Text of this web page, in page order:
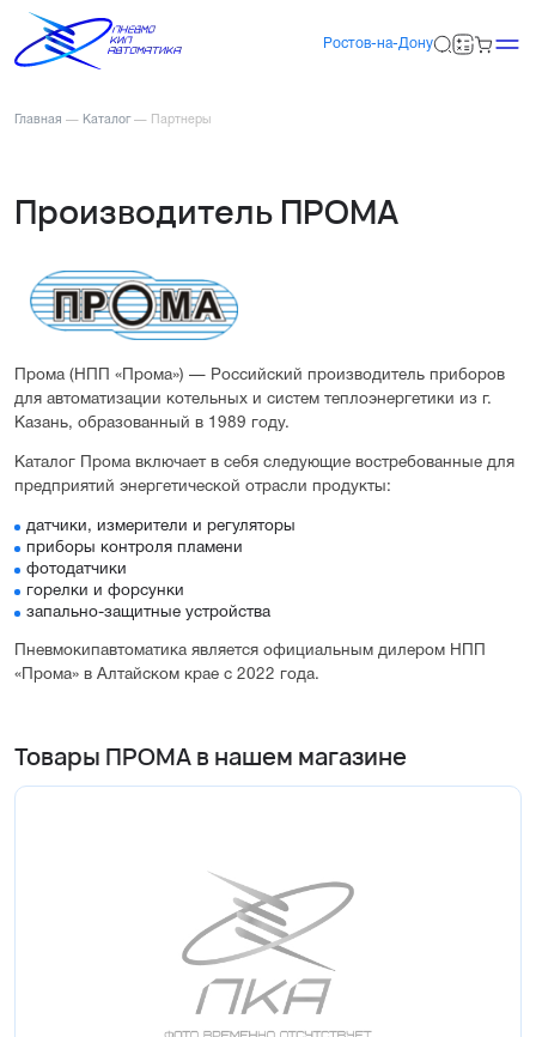
Ростов-на-Дону
Главная — Каталог — Партнеры
Производитель ПРОМА
Прома (НПП «Прома») — Российский производитель приборов
для автоматизации котельных и систем теплоэнергетики из г.
Казань, образованный в 1989 году.
Каталог Прома включает в себя следующие востребованные для
предприятий энергетической отрасли продукты:
датчики, измерители и регуляторы
приборы контроля пламени
фотодатчики
горелки и форсунки
запально-защитные устройства
Пневмокипавтоматика является официальным дилером НПП
«Прома» в Алтайском крае с 2022 года.
Товары ПРОМА в нашем магазине